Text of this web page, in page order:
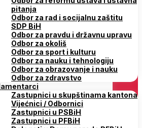
pitanja
Odbor za rad i socijalnu zaštitu
SDP BiH
Odbor za pravdu i državnu upravu
Odbor za okoliš
Odbor za sport i kulturu
Odbor za nauku i tehnologiju
Odbor za obrazovanje i nauku
Odbor za zdravstvo
Zastupnici u skupštinama kantona
Vijećnici / Odbornici
Zastupnici u PSBiH
Zastupnici u PFBiH